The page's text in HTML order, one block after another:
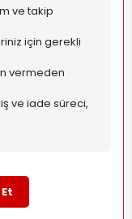
ve takip
için gerekli
vermeden
ve iade süreci,